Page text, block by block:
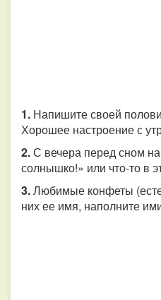
1. Напишите своей
Хорошее настроение с
2.С вечера перед сном
солнышко!» или что-то в
3.Любимые конфеты
них ее имя, наполните